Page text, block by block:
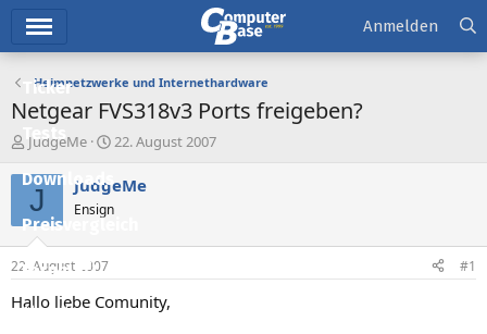
Ticker
Tests
Downloads
Preisvergleich
Forum
Aktuelles
Anmelden
Heimnetzwerke und Internethardware
Netgear FVS318v3 Ports freigeben?
E
s
e
e
r
JudgeMe
E
s
e
t
a
22. August 2007
J JudgeMe
Ensign
22. August 2007 #1
Hallo liebe Comunity,